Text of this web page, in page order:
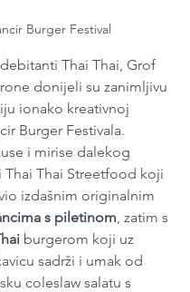
Burger Festival
Thai Thai, Grof
donijeli su zanimljivu
ionako kreativnoj
Burger Festivala.
i mirise dalekog
Thai Thai Streetfood koji
izdašnim originalnim
s piletinom , zatim s
burgerom koji uz
sadrži i umak od
coleslaw salatu s